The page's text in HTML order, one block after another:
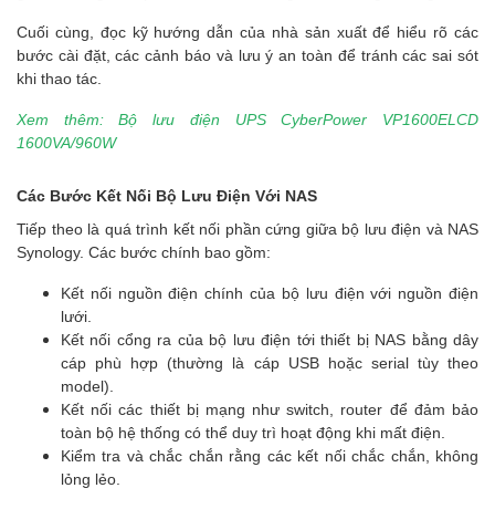
Cuối cùng, đọc kỹ hướng dẫn của nhà sản xuất để hiểu rõ các
bước cài đặt, các cảnh báo và lưu ý an toàn để tránh các sai sót
khi thao tác.
Xem thêm: Bộ lưu điện UPS CyberPower VP1600ELCD
1600VA/960W
Các Bước Kết Nối Bộ Lưu Điện Với NAS
Tiếp theo là quá trình kết nối phần cứng giữa bộ lưu điện và NAS
Synology. Các bước chính bao gồm:
Kết nối nguồn điện chính của bộ lưu điện với nguồn điện
lưới.
Kết nối cổng ra của bộ lưu điện tới thiết bị NAS bằng dây
cáp phù hợp (thường là cáp USB hoặc serial tùy theo
model).
Kết nối các thiết bị mạng như switch, router để đảm bảo
toàn bộ hệ thống có thể duy trì hoạt động khi mất điện.
Kiểm tra và chắc chắn rằng các kết nối chắc chắn, không
lỏng lẻo.